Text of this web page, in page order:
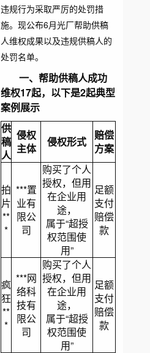
违规行为采取严厉的处罚措
施。现公布6月光厂帮助供稿
人维权成果以及违规供稿人的
处罚名单。
一、帮助供稿人成功
维权17起，以下是2起典型
案例展示
供
稿
人
侵权
主体
侵权形式
赔偿
方案
拍
片
**
*
***置
业有
限公
司
购买了个人
授权，但用
在企业用
途，
属于“超授
权范围使
用”
足额
支付
赔偿
款
疯
狂
**
*
***网
络科
技有
限公
司
购买了个人
授权，但用
在企业用
途，
属于“超授
权范围使
用”
足额
支付
赔偿
款